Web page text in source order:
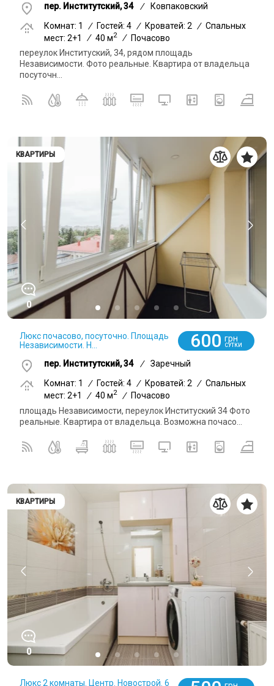
пер. Институтский, 34 /
Ковпаковский
Комнат: 1
/ Гостей: 4 / Кроватей: 2 / Спальных
мест: 2+1
/ 40 м2 / Почасово
переулок Институский, 34, рядом площадь
Независимости. Фото реальные. Квартира от владельца
посуточн...
КВАРТИРЫ
0
Люкс почасово, посуточно. Площадь
Независимости. Н...
600 грн
СУТКИ
пер. Институтский, 34 /
Заречный
Комнат: 1
/ Гостей: 4 / Кроватей: 2 / Спальных
мест: 2+1
/ 40 м2 /
Почасово
площадь Независимости, переулок Институский 34 Фото
реальные. Квартира от владельца. Возможна почасо...
КВАРТИРЫ
0
Люкс 2 комнаты. Центр. Новострой. 6